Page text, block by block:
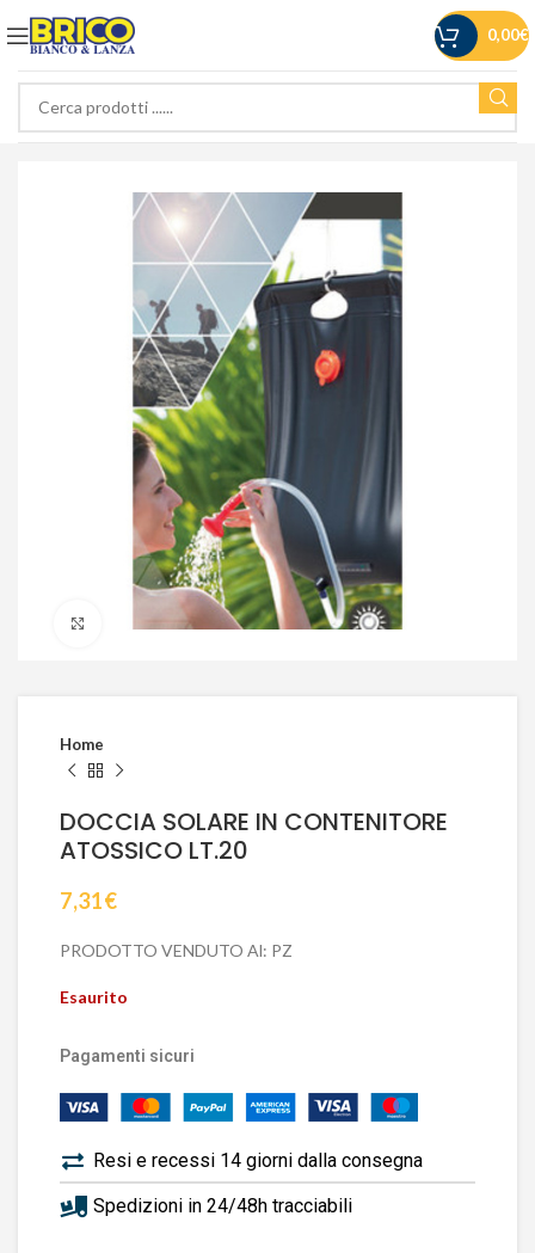
0,00€
Click to enlarge
Home
DOCCIA SOLARE IN CONTENITORE
ATOSSICO LT.20
7,31€
PRODOTTO VENDUTO Al: PZ
Esaurito
Pagamenti sicuri
Resi e recessi 14 giorni dalla consegna
Spedizioni in 24/48h tracciabili